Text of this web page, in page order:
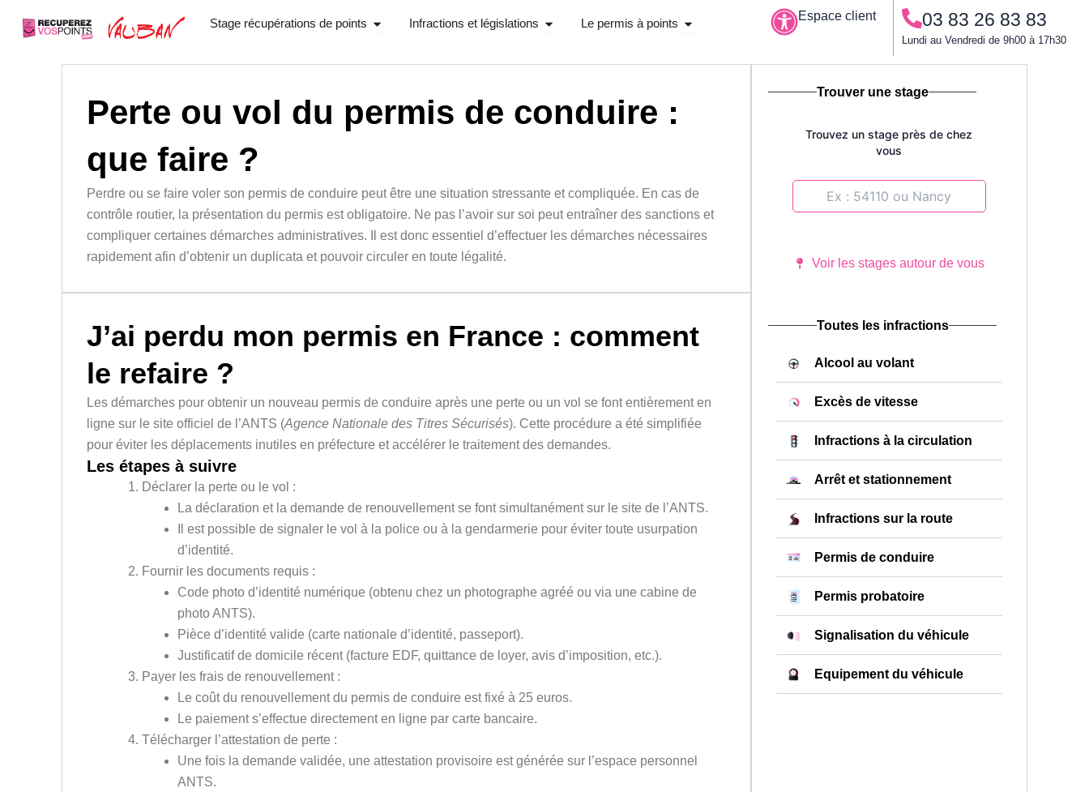
Stage récupérations de points Ouvrir Stage récupérations de points
Infractions et législations Ouvrir Infractions et législations
Le permis à points Ouvrir Le permis à pointsEspace client 03 83 26 83 83
Lundi au Vendredi de 9h00 à 17h30
Perte ou vol du permis de conduire :
que faire ?
Perdre ou se faire voler son permis de conduire peut être une situation stressante et compliquée. En cas de
contrôle routier, la présentation du permis est obligatoire. Ne pas l’avoir sur soi peut entraîner des sanctions et
compliquer certaines démarches administratives. Il est donc essentiel d’effectuer les démarches nécessaires
rapidement afin d’obtenir un duplicata et pouvoir circuler en toute légalité.
J’ai perdu mon permis en France : comment
le refaire ?
Les démarches pour obtenir un nouveau permis de conduire après une perte ou un vol se font entièrement en
ligne sur le site officiel de l’ANTS (Agence Nationale des Titres Sécurisés). Cette procédure a été simplifiée
pour éviter les déplacements inutiles en préfecture et accélérer le traitement des demandes.
Les étapes à suivre
Déclarer la perte ou le vol :
La déclaration et la demande de renouvellement se font simultanément sur le site de l’ANTS.
Il est possible de signaler le vol à la police ou à la gendarmerie pour éviter toute usurpation
d’identité.
Fournir les documents requis :
Code photo d’identité numérique (obtenu chez un photographe agréé ou via une cabine de
photo ANTS).
Pièce d’identité valide (carte nationale d’identité, passeport).
Justificatif de domicile récent (facture EDF, quittance de loyer, avis d’imposition, etc.).
Payer les frais de renouvellement :
Le coût du renouvellement du permis de conduire est fixé à 25 euros.
Le paiement s’effectue directement en ligne par carte bancaire.
Télécharger l’attestation de perte :
Une fois la demande validée, une attestation provisoire est générée sur l’espace personnel
ANTS.
Trouver une stage
Trouvez un stage près de chez
vous
Voir les stages autour de vous
Toutes les infractions
Alcool au volant
Excès de vitesse
Infractions à la circulation
Arrêt et stationnement
Infractions sur la route
Permis de conduire
Permis probatoire
Signalisation du véhicule
Equipement du véhicule